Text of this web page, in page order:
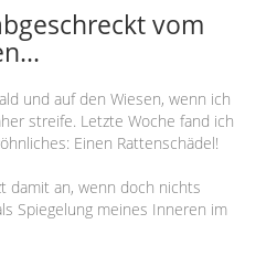
vom
und auf den Wiesen, wenn ich
streife. Letzte Woche fand ich
Einen Rattenschädel!
damit an, wenn doch nichts
Spiegelung meines Inneren im